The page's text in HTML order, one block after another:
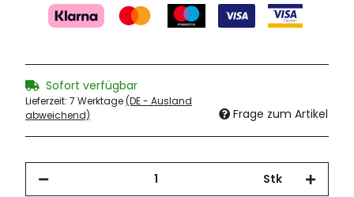
Sofort verfügbar
Lieferzeit: 7 Werktage(DE - Ausland
abweichend)
Frage zum Artikel
Stk